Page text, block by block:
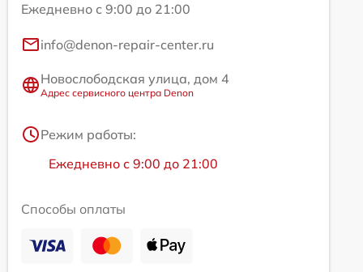
Ежедневно с 9:00 до 21:00
info@denon-repair-center.ru
Новослободская улица, дом 4
Адрес сервисного центра Denon
Режим работы:
Ежедневно с 9:00 до 21:00
Способы оплаты